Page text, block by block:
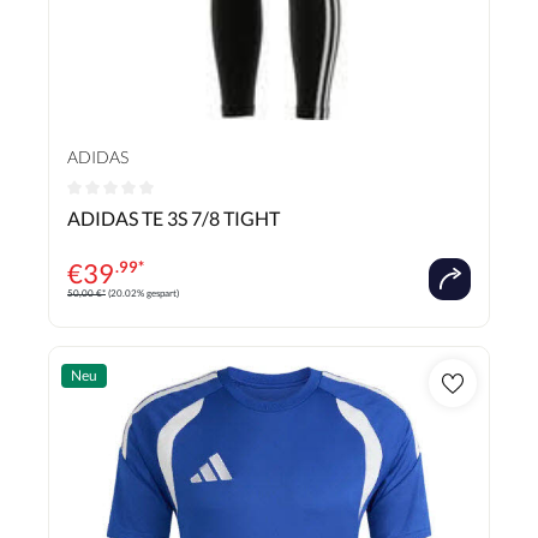
ADIDAS
Durchschnittliche Bewertung von 0 von 5 Sternen
ADIDAS TE 3S 7/8 TIGHT
€39.99*
50,00 €* (20.02% gespart)
Neu